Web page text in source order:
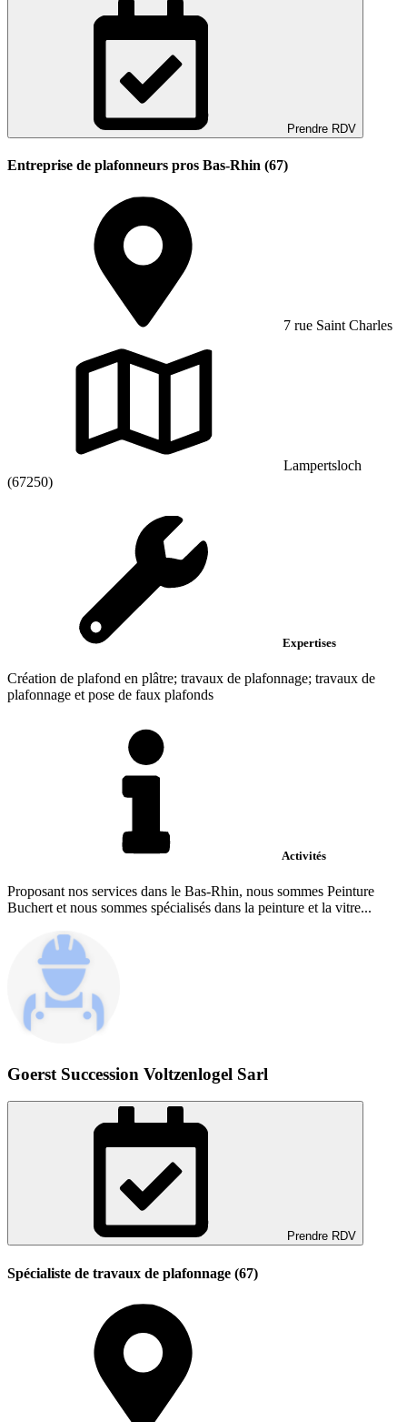
Prendre RDV
Entreprise de plafonneurs pros Bas-Rhin (67)
7 rue Saint Charles
Lampertsloch
(67250)
Expertises
Création de plafond en plâtre; travaux de plafonnage; travaux de
plafonnage et pose de faux plafonds
Activités
Proposant nos services dans le Bas-Rhin, nous sommes Peinture
Buchert et nous sommes spécialisés dans la peinture et la vitre...
Goerst Succession Voltzenlogel Sarl
Prendre RDV
Spécialiste de travaux de plafonnage (67)